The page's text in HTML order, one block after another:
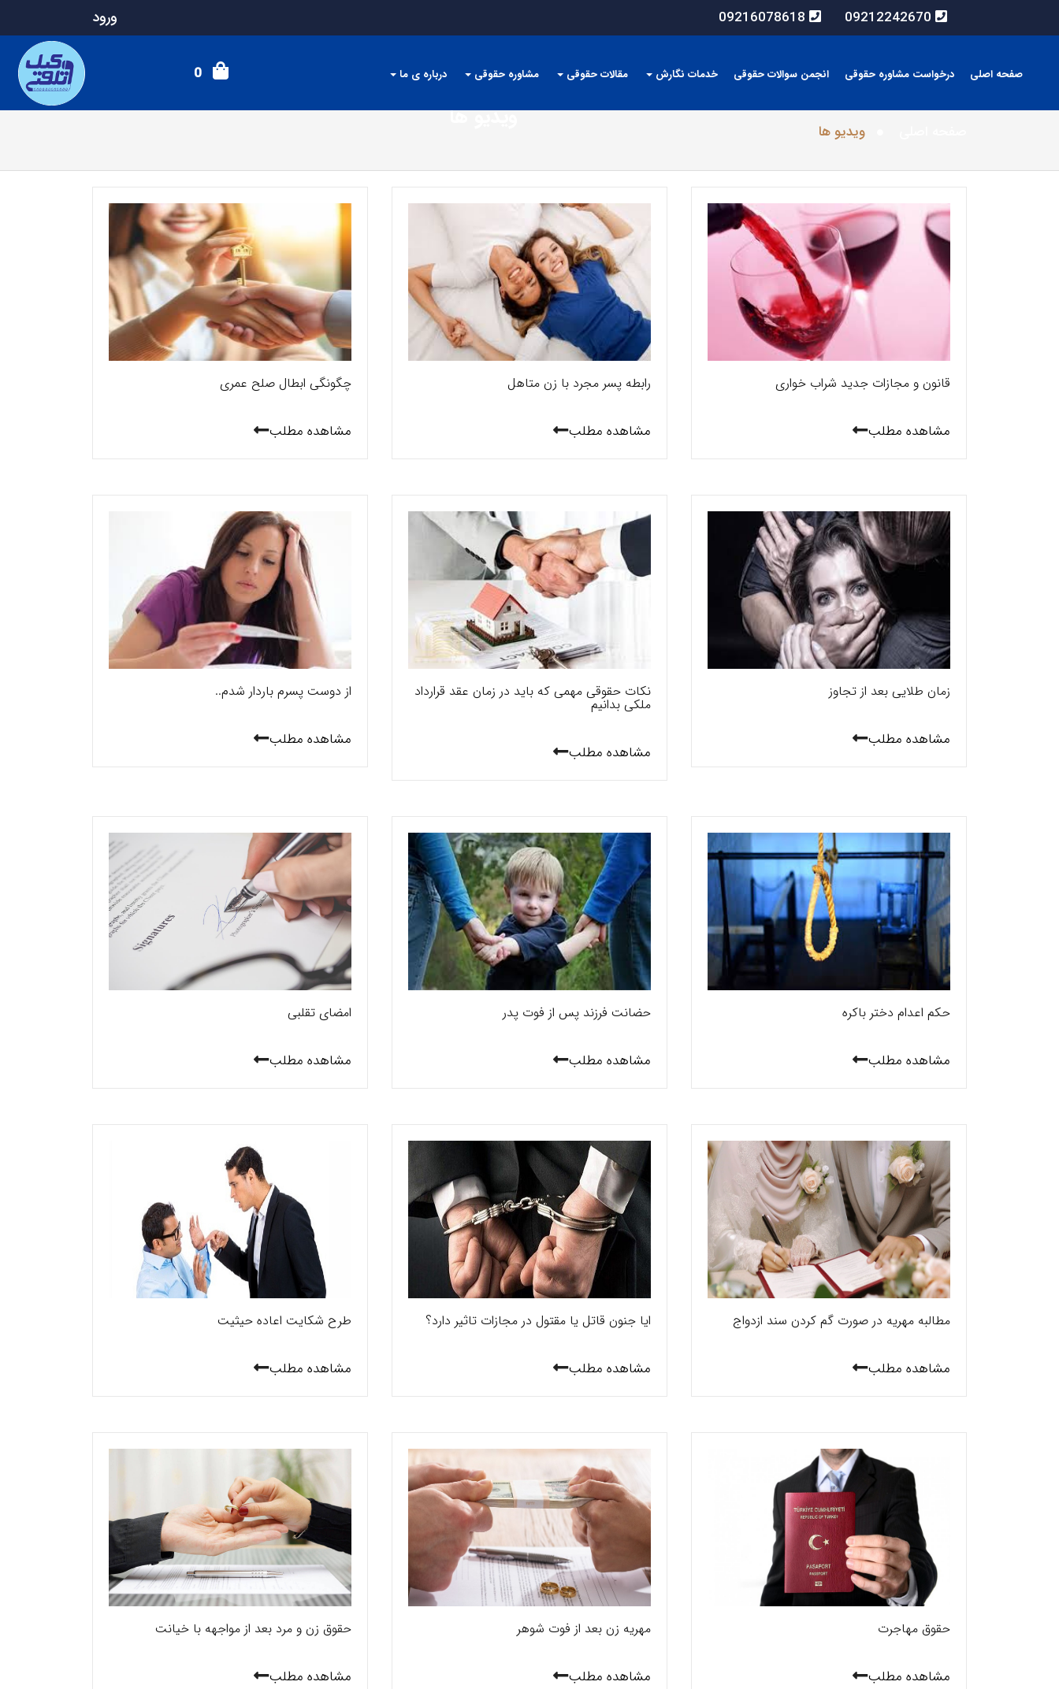
09212242670
09216078618 ورود
صفحه اصلی درخواست مشاوره حقوقی انجمن سوالات حقوقی خدمات نگارش مقالات حقوقی مشاوره حقوقی درباره ی ما 0
ویدیو ها ویدیو ها
قانون و مجازات جدید شراب خواری
مشاهده مطلب
رابطه پسر مجرد با زن متاهل
مشاهده مطلب
چگونگی ابطال صلح عمری
مشاهده مطلب
زمان طلایی بعد از تجاوز
مشاهده مطلب
نکات حقوقی مهمی که باید در زمان عقد قرارداد
ملکی بدانیم
مشاهده مطلب
از دوست پسرم باردار شدم..
مشاهده مطلب
حکم اعدام دختر باکره
مشاهده مطلب
حضانت فرزند پس از فوت پدر
مشاهده مطلب
امضای تقلبی
مشاهده مطلب
مطالبه مهریه در صورت گم کردن سند ازدواج
مشاهده مطلب
ایا جنون قاتل یا مقتول در مجازات تاثیر دارد؟
مشاهده مطلب
طرح شکایت اعاده حیثیت
مشاهده مطلب
حقوق مهاجرت
مشاهده مطلب
مهریه زن بعد از فوت شوهر
مشاهده مطلب
حقوق زن و مرد بعد از مواجهه با خیانت
مشاهده مطلب